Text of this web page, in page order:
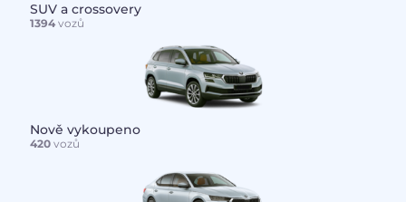
SUV a crossovery
1394vozů
Nově vykoupeno
420vozů